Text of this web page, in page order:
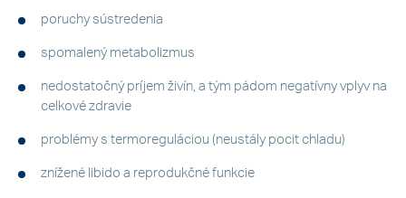
poruchy sústredenia
spomalený metabolizmus
nedostatočný príjem živín, a tým pádom negatívny vplyv na
celkové zdravie
problémy s termoreguláciou (neustály pocit chladu)
znížené libido a reprodukčné funkcie